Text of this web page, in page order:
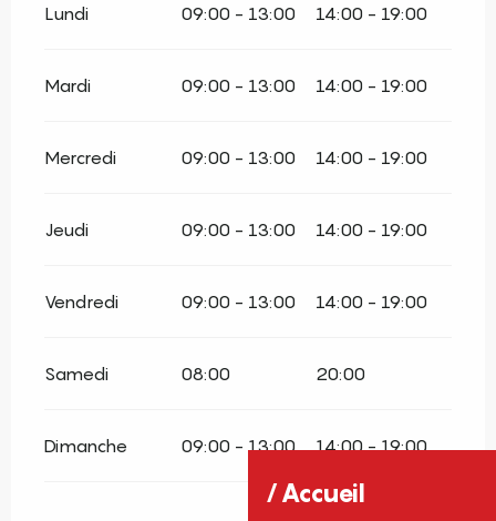
Accueil
Lundi 09:00 - 13:00 14:00 - 19:00
Mardi 09:00 - 13:00 14:00 - 19:00
Mercredi 09:00 - 13:00 14:00 - 19:00
Jeudi 09:00 - 13:00 14:00 - 19:00
Vendredi 09:00 - 13:00 14:00 - 19:00
Samedi 08:00 20:00
Dimanche 09:00 - 13:00 14:00 - 19:00